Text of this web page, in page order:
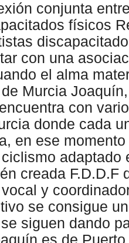
conjunta
físicos
con una
el alma
Murcia
con
donde cada
en ese
adaptado
creada F.D.D.F
y
se consigue
siguen dando
es de